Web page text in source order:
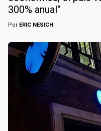
300% anual"
Por ERIC NESICH